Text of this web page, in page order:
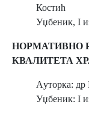
Костић
Уџбеник, I
НОРМАТИВНО
КВАЛИТЕТА
Aуторка:
Уџбеник: I